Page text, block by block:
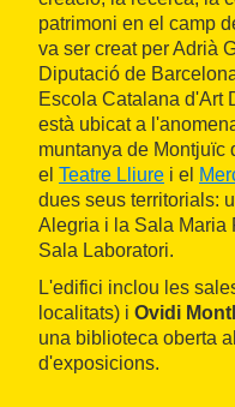
patrimoni en el camp
va ser creat per Adrià
Diputació de
Escola Catalana d'Art
està ubicat a
muntanya de Montjuïc
el Teatre Lliure i el
dues seus territorials:
Alegria i la Sala Maria
Sala Laboratori.
L'edifici inclou les
localitats) i Ovidi
una biblioteca oberta
d'exposicions.